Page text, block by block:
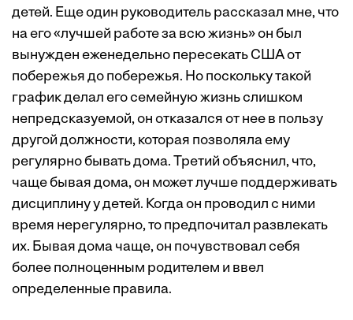
детей. Еще один руководитель рассказал мне, что
на его «лучшей работе за всю жизнь» он был
вынужден еженедельно пересекать США от
побережья до побережья. Но поскольку такой
график делал его семейную жизнь слишком
непредсказуемой, он отказался от нее в пользу
другой должности, которая позволяла ему
регулярно бывать дома. Третий объяснил, что,
чаще бывая дома, он может лучше поддерживать
дисциплину у детей. Когда он проводил с ними
время нерегулярно, то предпочитал развлекать
их. Бывая дома чаще, он почувствовал себя
более полноценным родителем и ввел
определенные правила.